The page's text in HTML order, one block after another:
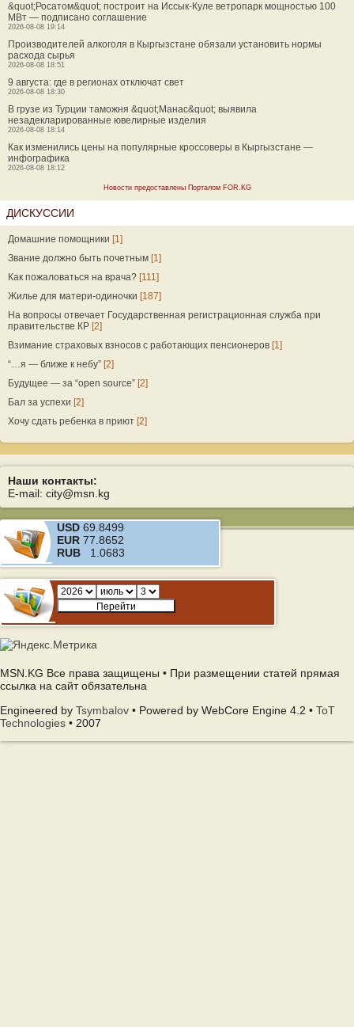
&quot;Росатом&quot; построит на Иссык-Куле ветропарк мощностью 100
МВт — подписано соглашение
2026-08-08 19:14
Производителей алкоголя в Кыргызстане обязали установить нормы
расхода сырья
2026-08-08 18:51
9 августа: где в регионах отключат свет
2026-08-08 18:30
В грузе из Турции таможня &quot;Манас&quot; выявила
незадекларированные ювелирные изделия
2026-08-08 18:14
Как изменились цены на популярные кроссоверы в Кыргызстане —
инфографика
2026-08-08 18:12
Новости предоставлены Порталом FOR.KG
ДИСКУССИИ
Домашние помощники [1]
Звание должно быть почетным [1]
Как пожаловаться на врача? [111]
Жилье для матери-одиночки [187]
На вопросы отвечает Государственная регистрационная служба при
правительстве КР [2]
Взимание страховых взносов с работающих пенсионеров [1]
“…я — ближе к небу” [2]
Будущее — за “open source” [2]
Бал за успехи [2]
Хочу сдать ребенка в приют [2]
Наши контакты:
E-mail: city@msn.kg
USD 69.8499
EUR 77.8652
RUB 1.0683
MSN.KG Все права защищены • При размещении статей прямая
ссылка на сайт обязательна
Engineered by Tsymbalov • Powered by WebCore Engine 4.2 • ToT
Technologies • 2007